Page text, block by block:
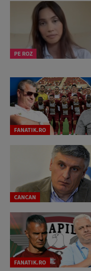
PE ROZ
FANATIK.RO
CANCAN
FANATIK.RO